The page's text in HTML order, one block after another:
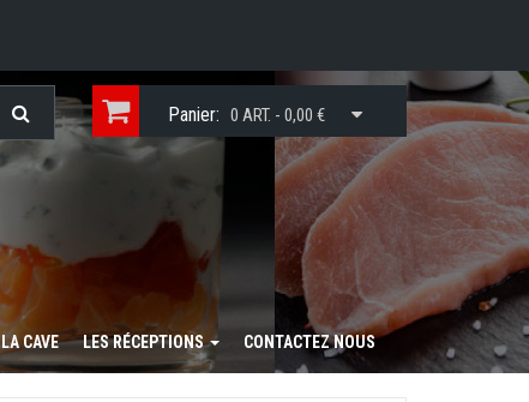
Panier: 0 ART. - 0,00 €
LA CAVE LES RÉCEPTIONS CONTACTEZ NOUS